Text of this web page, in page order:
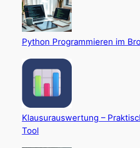
Python Programmieren im
Klausurauswertung –
Tool